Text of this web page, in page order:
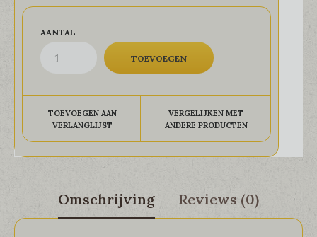
AANTAL
TOEVOEGEN AAN
VERLANGLIJST
VERGELIJKEN MET
ANDERE PRODUCTEN
Omschrijving Reviews (0)